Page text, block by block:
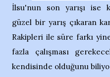
İlsu'nun son yarışı ise
güzel bir yarış çıkaran
Rakipleri ile süre farkı
fazla çalışması
kendisinde olduğunu